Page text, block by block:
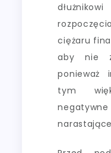
ciężaru
aby nie
ponieważ
tym